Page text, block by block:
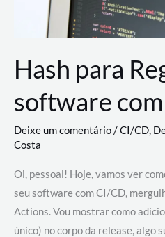
Hash para
software
Deixe um comentário/CI/CD,
Costa
Oi, pessoal! Hoje, vamos ver
seu software com CI/CD,
Actions. Vou mostrar como
único) no corpo da release, algo